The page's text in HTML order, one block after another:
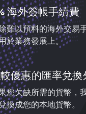
海外簽帳手續費
難以預料的海外交易
於業務發展上。
優惠的匯率兌換
您欠缺所需的貨幣，
換成您的本地貨幣。